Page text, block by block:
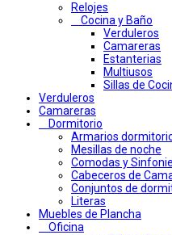
Relojes
Cocina y Baño
Verduleros
Camareras
Estanterias
Multiusos
Sillas de
Verduleros
Camareras
Dormitorio
Armarios
Mesillas de noche
Comodas y
Cabeceros de
Conjuntos de
Literas
Muebles de Plancha
Oficina